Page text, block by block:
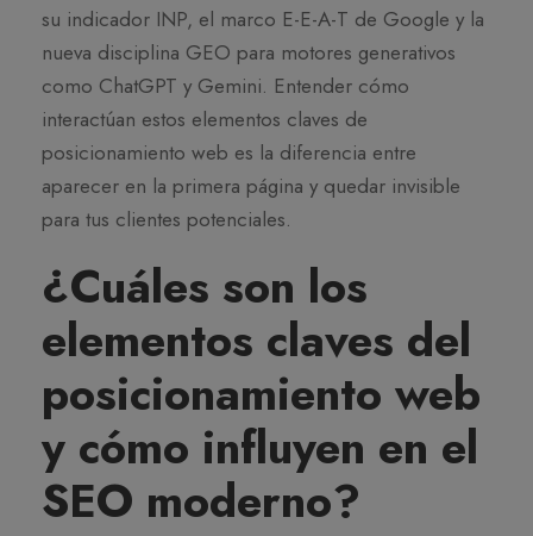
su indicador INP, el marco E-E-A-T de Google y la
nueva disciplina GEO para motores generativos
como ChatGPT y Gemini. Entender cómo
interactúan estos elementos claves de
posicionamiento web es la diferencia entre
aparecer en la primera página y quedar invisible
para tus clientes potenciales.
¿Cuáles son los
elementos claves del
posicionamiento web
y cómo influyen en el
SEO moderno?